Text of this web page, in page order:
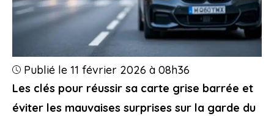
Les clés pour réussir sa carte grise barrée et
éviter les mauvaises surprises sur la garde du
Publié le 11 février 2026 à 08h36